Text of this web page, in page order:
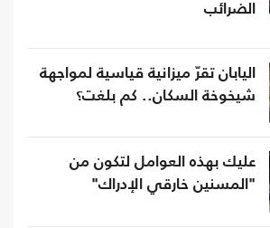
الضرائب
اليابان تقرّ ميزانية قياسية لمواجهة
شيخوخة السكان.. كم بلغت؟
عليك بهذه العوامل لتكون من
"المسنين خارقي الإدراك"‏